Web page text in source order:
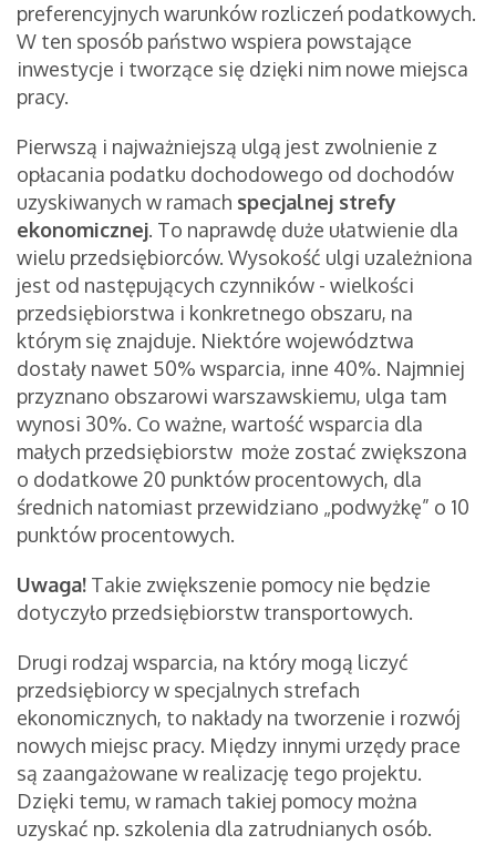
preferencyjnych warunków rozliczeń podatkowych.
W ten sposób państwo wspiera powstające
inwestycje i tworzące się dzięki nim nowe miejsca
pracy.
Pierwszą i najważniejszą ulgą jest zwolnienie z
opłacania podatku dochodowego od dochodów
uzyskiwanych w ramach specjalnej strefy
ekonomicznej. To naprawdę duże ułatwienie dla
wielu przedsiębiorców. Wysokość ulgi uzależniona
jest od następujących czynników - wielkości
przedsiębiorstwa i konkretnego obszaru, na
którym się znajduje. Niektóre województwa
dostały nawet 50% wsparcia, inne 40%. Najmniej
przyznano obszarowi warszawskiemu, ulga tam
wynosi 30%. Co ważne, wartość wsparcia dla
małych przedsiębiorstw może zostać zwiększona
o dodatkowe 20 punktów procentowych, dla
średnich natomiast przewidziano „podwyżkę” o 10
punktów procentowych.
Uwaga! Takie zwiększenie pomocy nie będzie
dotyczyło przedsiębiorstw transportowych.
Drugi rodzaj wsparcia, na który mogą liczyć
przedsiębiorcy w specjalnych strefach
ekonomicznych, to nakłady na tworzenie i rozwój
nowych miejsc pracy. Między innymi urzędy prace
są zaangażowane w realizację tego projektu.
Dzięki temu, w ramach takiej pomocy można
uzyskać np. szkolenia dla zatrudnianych osób.